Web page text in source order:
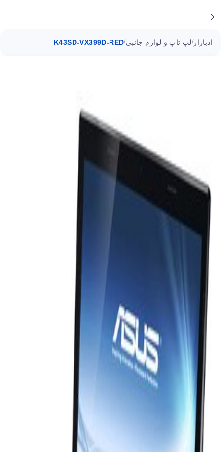
ادبازار /لپ تاپ و لوازم جانبی/
K43SD-VX399D-RED